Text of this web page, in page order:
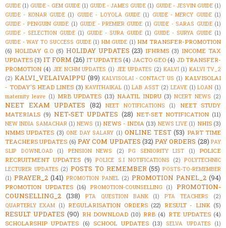
GUIDE (1) GUIDE - GEM GUIDE (1) GUIDE - JAMES GUIDE (1) GUIDE - JESVIN GUIDE (1)
GUIDE - KONAR GUIDE (1) GUIDE - LOYOLA GUIDE (1) GUIDE - MERCY GUIDE (1)
GUIDE - PENGUIN GUIDE (1) GUIDE - PREMIER GUIDE (1) GUIDE - SARAS GUIDE (1)
GUIDE - SELECTION GUIDE (1) GUIDE - SURA GUIDE (1) GUIDE - SURYA GUIDE (1)
GUIDE - WAY TO SUCCESS GUIDE (1) HM GUIDE (1) HM TRANSFER-PROMOTION
(6) HOLIDAY G.O (5) HOLIDAY UPDATES (23) IFHRMS (3) INCOME TAX
UPDATES (3) IT FORM (26) IT UPDATES (4) JACTO GEO (4) JD TRANSFER-
PROMOTION (4) JEE NCHM UPDATES (1) JEE UPDATES (2) KALVI (1) KALVI TV_2
(2) KALVI_VELAIVAIPPU (89) KALVISOLAI - CONTACT US (1) KALVISOLAI
- TODAY'S HEAD LINES (3) KAVITHAIKAL (1) LAB ASST (2) LEAVE (1) LOAN (1)
maternity leave (1) MRB UPDATES (13) NAATIL INDRU (3) NCERT NEWS (2)
NEET EXAM UPDATES (82) NEET NOTIFICATIONS (1)
NEET STUDY
MATERIALS (9) NET-SET UPDATES (28) NET-SET NOTIFICATION (11)
NEW INDIA SAMACHAR (1) NEWS (1) NEWS - INDIA (13) NEWS LIVE (1) NHIS (3)
NMMS UPDATES (3) ONE DAY SALARY (1) ONLINE TEST (53) PART TIME
TEACHERS UPDATES (6) PAY COM UPDATES (32) PAY ORDERS (28) PAY
SLIP DOWNLOAD
(1) PENSION NEWS (2) PG SENIORITY LIST (1)
POLICE
RECRUITMENT UPDATES (9) POLICE S.I NOTIFICATIONS (2) POLYTECHNIC
LECTURER UPDATES (2) POSTS TO REMEMBER (55) POSTS-TO-REMEMBER
(1) PRAYER_2 (141) PROMOTION PANEL (2) PROMOTION PANEL_2 (94)
PROMOTION UPDATES (16) PROMOTION-COUNSELLING (1)
PROMOTION-
COUNSELLING_2 (138) PTA QUESTION BANK (1) PTA TEACHERS
(2)
QUARTERLY EXAM (1) REGULARISATION ORDERS (22) RESULT - LINK (5)
RESULT UPDATES (90) RH DOWNLOAD (10) RRB (4) RTE UPDATES (4)
SCHOLARSHIP UPDATES (6) SCHOOL UPDATES (13) SELVA UPDATES
(1)